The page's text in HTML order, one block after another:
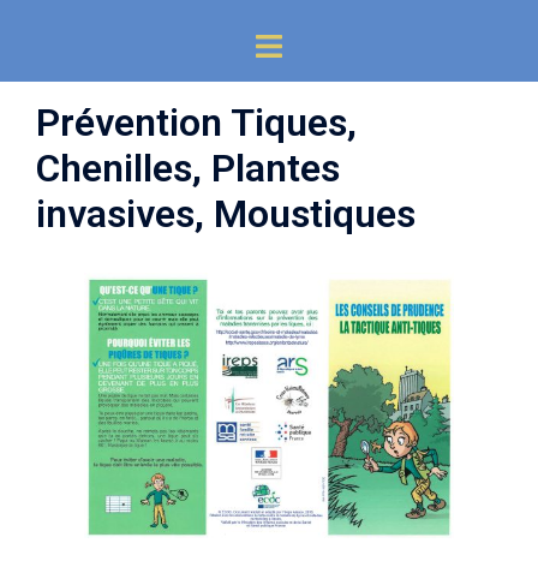
contenu
Ouvrir/fermer
Prévention Tiques,
Chenilles, Plantes
invasives, Moustiques